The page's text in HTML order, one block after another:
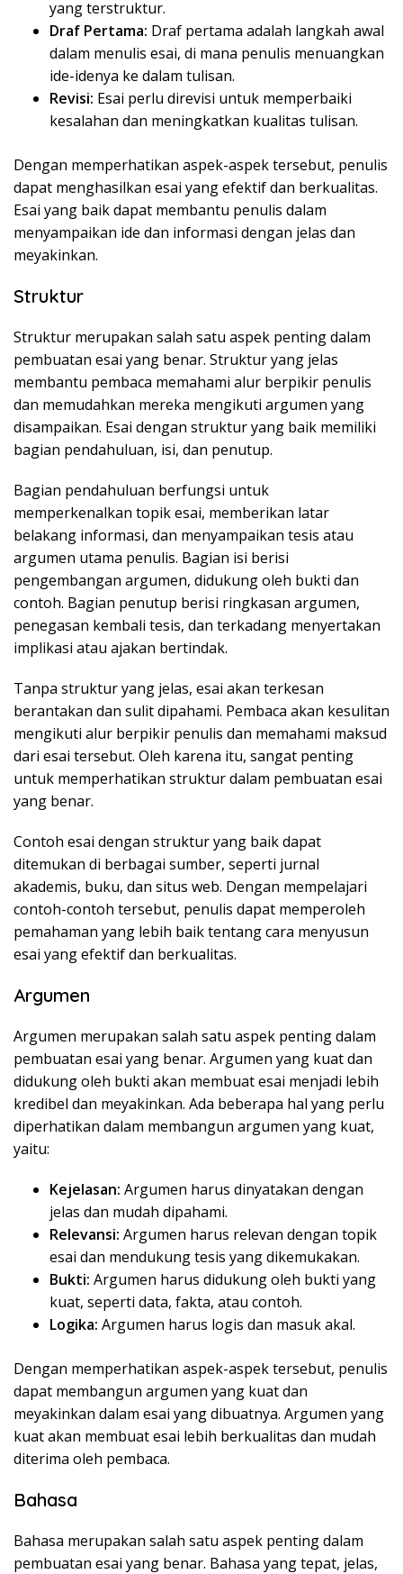
yang terstruktur.
Draf Pertama: Draf pertama adalah langkah awal
dalam menulis esai, di mana penulis menuangkan
ide-idenya ke dalam tulisan.
Revisi: Esai perlu direvisi untuk memperbaiki
kesalahan dan meningkatkan kualitas tulisan.
Dengan memperhatikan aspek-aspek tersebut, penulis
dapat menghasilkan esai yang efektif dan berkualitas.
Esai yang baik dapat membantu penulis dalam
menyampaikan ide dan informasi dengan jelas dan
meyakinkan.
Struktur
Struktur merupakan salah satu aspek penting dalam
pembuatan esai yang benar. Struktur yang jelas
membantu pembaca memahami alur berpikir penulis
dan memudahkan mereka mengikuti argumen yang
disampaikan. Esai dengan struktur yang baik memiliki
bagian pendahuluan, isi, dan penutup.
Bagian pendahuluan berfungsi untuk
memperkenalkan topik esai, memberikan latar
belakang informasi, dan menyampaikan tesis atau
argumen utama penulis. Bagian isi berisi
pengembangan argumen, didukung oleh bukti dan
contoh. Bagian penutup berisi ringkasan argumen,
penegasan kembali tesis, dan terkadang menyertakan
implikasi atau ajakan bertindak.
Tanpa struktur yang jelas, esai akan terkesan
berantakan dan sulit dipahami. Pembaca akan kesulitan
mengikuti alur berpikir penulis dan memahami maksud
dari esai tersebut. Oleh karena itu, sangat penting
untuk memperhatikan struktur dalam pembuatan esai
yang benar.
Contoh esai dengan struktur yang baik dapat
ditemukan di berbagai sumber, seperti jurnal
akademis, buku, dan situs web. Dengan mempelajari
contoh-contoh tersebut, penulis dapat memperoleh
pemahaman yang lebih baik tentang cara menyusun
esai yang efektif dan berkualitas.
Argumen
Argumen merupakan salah satu aspek penting dalam
pembuatan esai yang benar. Argumen yang kuat dan
didukung oleh bukti akan membuat esai menjadi lebih
kredibel dan meyakinkan. Ada beberapa hal yang perlu
diperhatikan dalam membangun argumen yang kuat,
yaitu:
Kejelasan: Argumen harus dinyatakan dengan
jelas dan mudah dipahami.
Relevansi: Argumen harus relevan dengan topik
esai dan mendukung tesis yang dikemukakan.
Bukti: Argumen harus didukung oleh bukti yang
kuat, seperti data, fakta, atau contoh.
Logika: Argumen harus logis dan masuk akal.
Dengan memperhatikan aspek-aspek tersebut, penulis
dapat membangun argumen yang kuat dan
meyakinkan dalam esai yang dibuatnya. Argumen yang
kuat akan membuat esai lebih berkualitas dan mudah
diterima oleh pembaca.
Bahasa
Bahasa merupakan salah satu aspek penting dalam
pembuatan esai yang benar. Bahasa yang tepat, jelas,